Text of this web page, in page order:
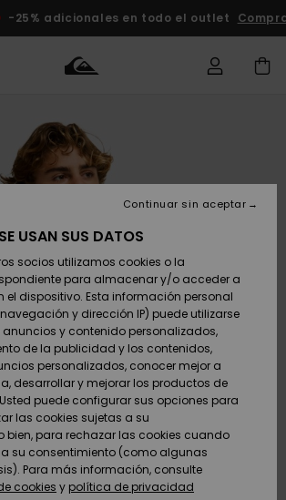
-25% adicionales en todo el outlet
Ropa
Zapatos y
chanclas
Surf
Snow
Novedades
Ropa
Zapatos y
chanclas
Surf
Snow
Novedades
Shop
Destacados
Snow
Surf Shop
Hombre
Highlights
Comunidad
Tienda
Snow
Hombre
Snow Niños
Tienda
Snow Mujer
Destacados
Comunidad
Outlet
Hombre
Outlet
Mujer
Accede a tu
pedido
Envio
Devoluciones
Pago
Tarjeta de
regalo
Quiksilver
Freedom
Protección de
datos
personales
USAN SUS DATOS
socios utilizamos cookies o la
para almacenar y/o acceder a
el dispositivo. Esta información personal
y dirección IP) puede utilizarse
anuncios y contenido personalizados,
de la publicidad y los contenidos,
personalizados, conocer mejor a
desarrollar y mejorar los productos de
puede configurar sus opciones para
las cookies sujetas a su
bien, para rechazar las cookies cuando
su consentimiento (como algunas
Para más información, consulte
cookies y política de privacidad
Continuar sin aceptar